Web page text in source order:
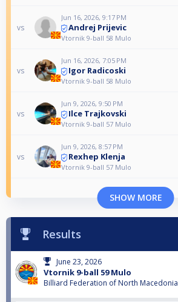
vs
Jun 16, 2026, 9:17 PM
Andrej Prijevic
Vtornik 9-ball 58 Mulo
vs
Jun 16, 2026, 7:05 PM
Igor Radicoski
Vtornik 9-ball 58 Mulo
vs
Jun 9, 2026, 9:50 PM
Ilce Trajkovski
Vtornik 9-ball 57 Mulo
vs
Jun 9, 2026, 8:57 PM
Rexhep Klenja
Vtornik 9-ball 57 Mulo
SHOW MORE
Results
June 23, 2026
Vtornik 9-ball 59 Mulo
Billiard Federation of North Macedonia